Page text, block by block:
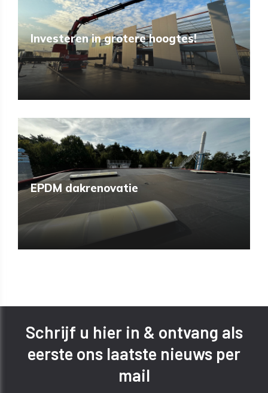
SHARE
Investeren in grotere hoogtes!
EPDM dakrenovatie
Schrijf u hier in & ontvang als
eerste ons laatste nieuws per
mail